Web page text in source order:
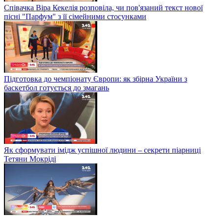
Співачка Віра Кекелія розповіла, чи пов'язаний текст нової
пісні "Парфум" з її сімейними стосунками
Підготовка до чемпіонату Європи: як збірна України з
баскетбол готується до змагань
Як сформувати імідж успішної людини – секрети піарниці
Тетяни Мокріді